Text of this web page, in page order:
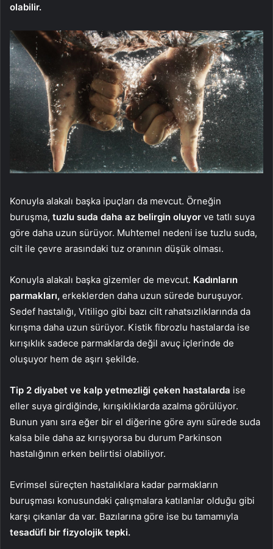
olabilir.
Konuyla alakalı başka ipuçları da mevcut. Örneğin
buruşma, tuzlu suda daha az belirgin oluyor ve tatlı suya
göre daha uzun sürüyor. Muhtemel nedeni ise tuzlu suda,
cilt ile çevre arasındaki tuz oranının düşük olması.
Konuyla alakalı başka gizemler de mevcut. Kadınların
parmakları, erkeklerden daha uzun sürede buruşuyor.
Sedef hastalığı, Vitiligo gibi bazı cilt rahatsızlıklarında da
kırışma daha uzun sürüyor. Kistik fibrozlu hastalarda ise
kırışıklık sadece parmaklarda değil avuç içlerinde de
oluşuyor hem de aşırı şekilde.
Tip 2 diyabet ve kalp yetmezliği çeken hastalarda ise
eller suya girdiğinde, kırışıklıklarda azalma görülüyor.
Bunun yanı sıra eğer bir el diğerine göre aynı sürede suda
kalsa bile daha az kırışıyorsa bu durum Parkinson
hastalığının erken belirtisi olabiliyor.
Evrimsel süreçten hastalıklara kadar parmakların
buruşması konusundaki çalışmalara katılanlar olduğu gibi
karşı çıkanlar da var. Bazılarına göre ise bu tamamıyla
tesadüfi bir fizyolojik tepki.